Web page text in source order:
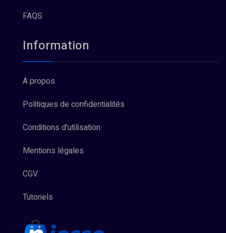
FAQS
Information
A propos
Politiques de confidentialités
Conditions d'utilisation
Mentions légales
CGV
Tutoriels